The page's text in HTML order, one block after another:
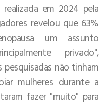
realizada em 2024 pela
revelou que 63%
um assunto
privado",
não tinham
mulheres durante a
fazer "muito" para